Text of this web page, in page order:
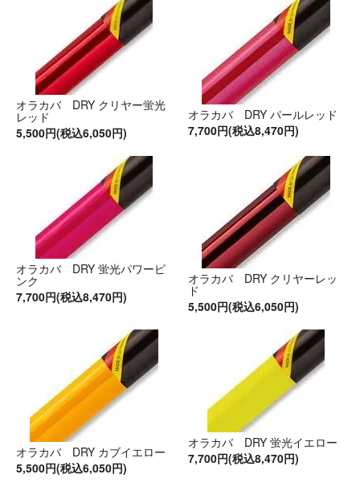
オラカバ DRY クリヤー蛍光
レッド
5,500円(税込6,050円)
オラカバ DRY パールレッド
7,700円(税込8,470円)
オラカバ DRY 蛍光パワーピ
ンク
7,700円(税込8,470円)
オラカバ DRY クリヤーレッ
ド
5,500円(税込6,050円)
オラカバ DRY カブイエロー
5,500円(税込6,050円)
オラカバ DRY 蛍光イエロー
7,700円(税込8,470円)